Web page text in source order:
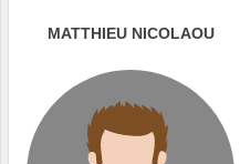
MATTHIEU NICOLAOU